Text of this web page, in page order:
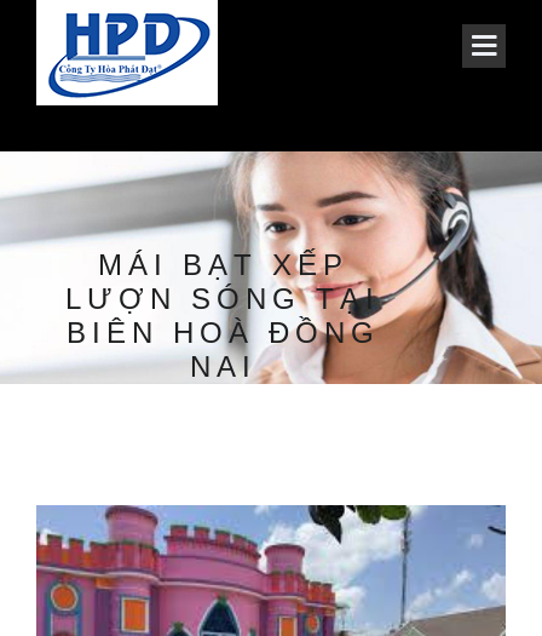
MÁI BẠT XẾP
LƯỢN SÓNG TẠI
BIÊN HOÀ ĐỒNG
NAI